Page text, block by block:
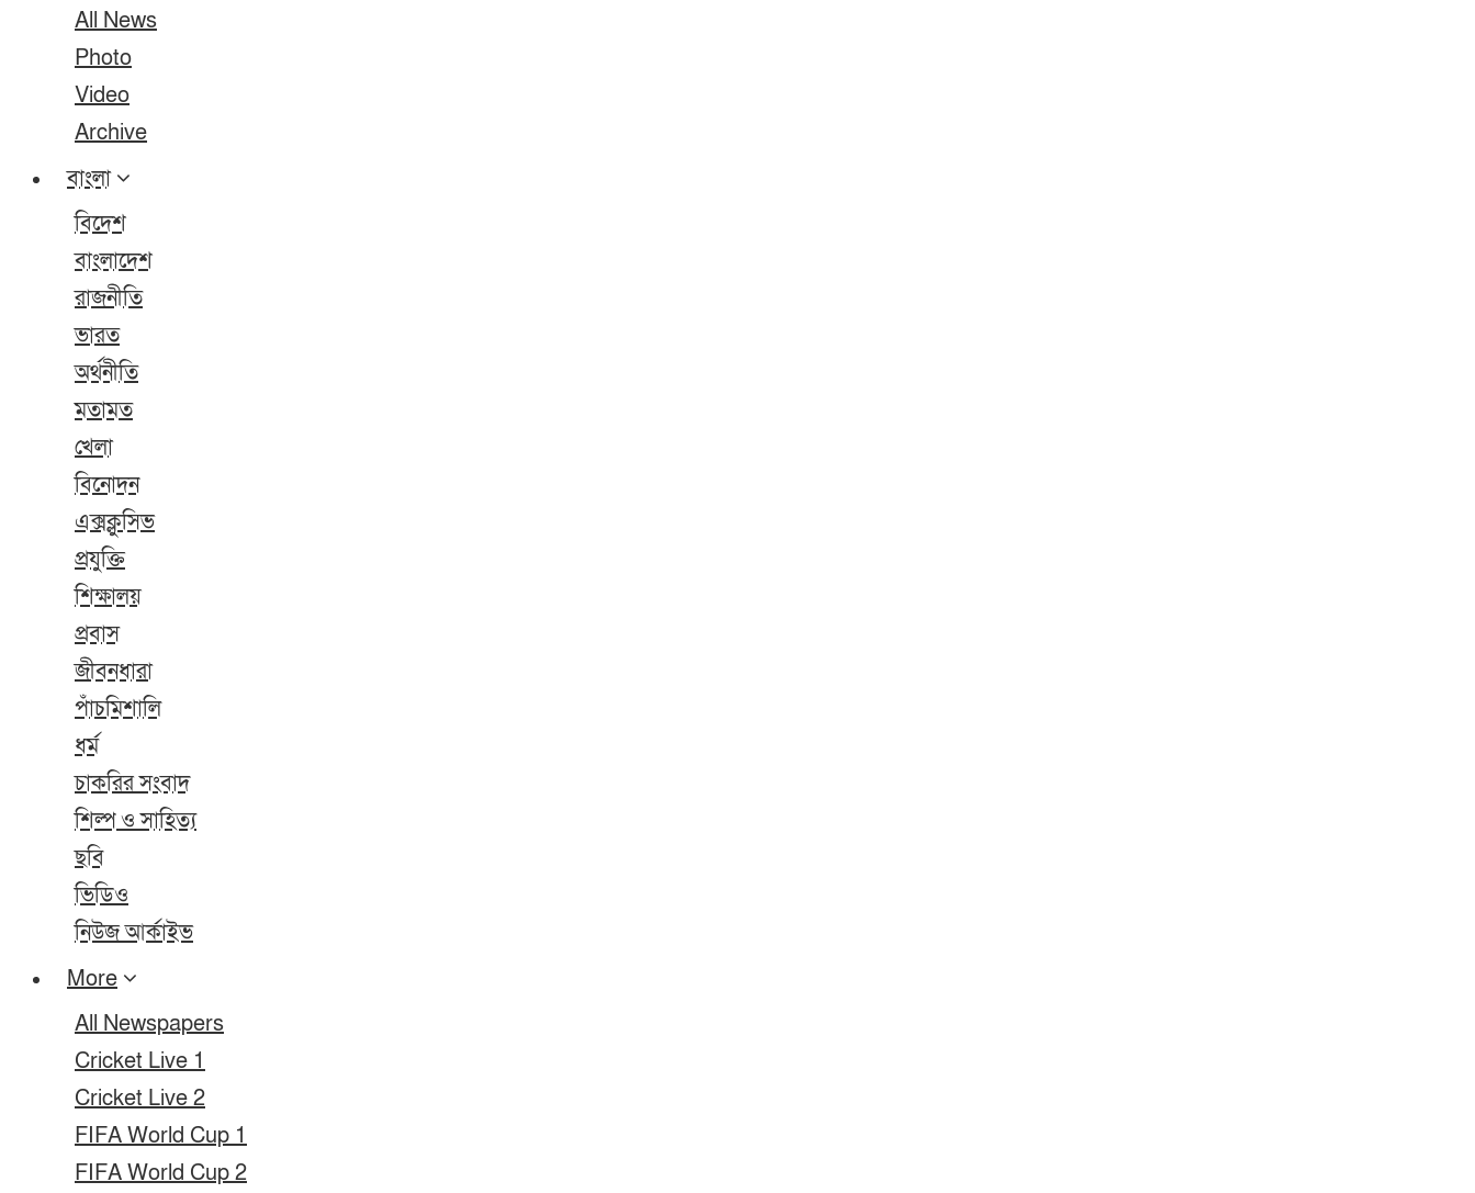
All News
Photo
Video
Archive
বাংলা
বিদেশ
বাংলাদেশ
রাজনীতি
ভারত
অর্থনীতি
মতামত
খেলা
বিনোদন
এক্সক্লুসিভ
প্রযুক্তি
শিক্ষালয়
প্রবাস
জীবনধারা
পাঁচমিশালি
ধর্ম
চাকরির সংবাদ
শিল্প ও সাহিত্য
ছবি
ভিডিও
নিউজ আর্কাইভ
More
All Newspapers
Cricket Live 1
Cricket Live 2
FIFA World Cup 1
FIFA World Cup 2